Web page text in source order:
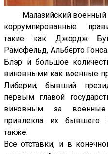
Малазийский военный
коррумпированные
такие как Джордж
Рамсфельд, Альберто
Блэр и большое
виновными как военные
Либерии, бывший
первым главой
виновным за военные
привлекла их бывшего
также.
Все отставки, и в